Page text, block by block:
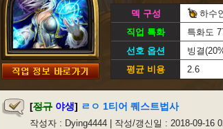
덱 구성 하수
직업 특화
특화도
선호 옵션
빙결
평균 비용
2.6
[정규 야생] ㄹㅇ 1티어 퀘스트법사
작성자 : Dying4444 | 작성/갱신일 : 2018-09-16